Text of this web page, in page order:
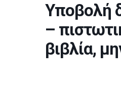
Υποβολή
–
βιβλία,